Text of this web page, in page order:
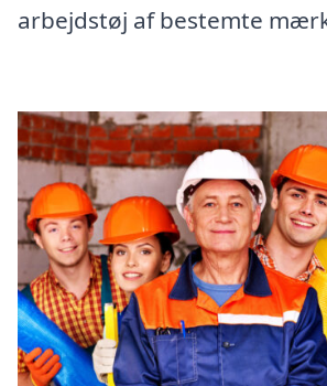
arbejdstøj af bestemte